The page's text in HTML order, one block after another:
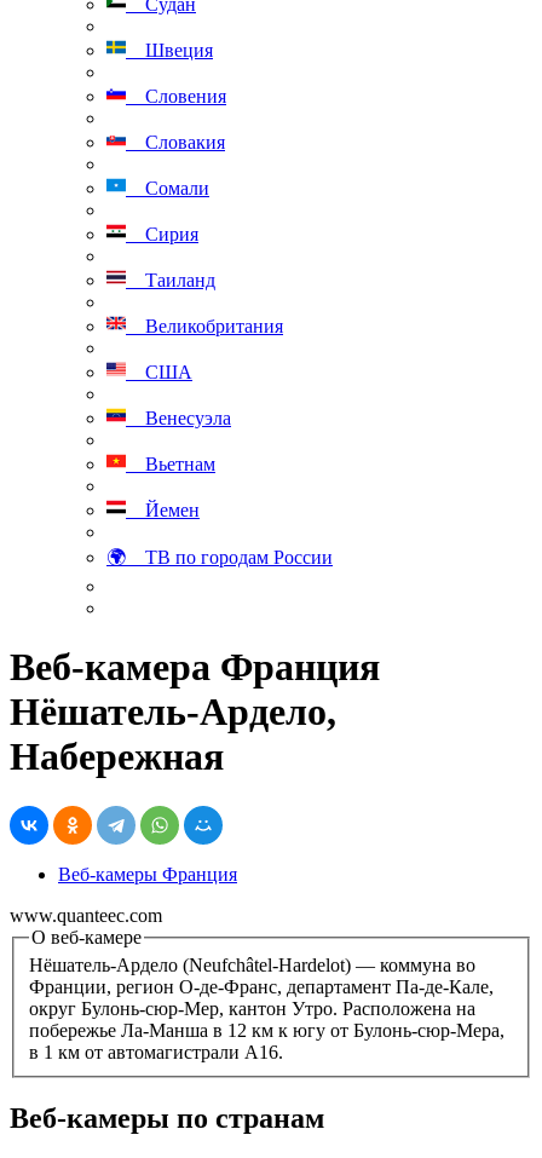
Судан
Швеция
Словения
Словакия
Сомали
Сирия
Таиланд
Великобритания
США
Венесуэла
Вьетнам
Йемен
🌍 ТВ по городам России
Веб-камера Франция
Нёшатель-Ардело,
Набережная
Веб-камеры Франция
www.quanteec.com
О веб-камере
Нёшатель-Ардело (Neufchâtel-Hardelot) — коммуна во
Франции, регион О-де-Франс, департамент Па-де-Кале,
округ Булонь-сюр-Мер, кантон Утро. Расположена на
побережье Ла-Манша в 12 км к югу от Булонь-сюр-Мера,
в 1 км от автомагистрали А16.
Веб-камеры по странам